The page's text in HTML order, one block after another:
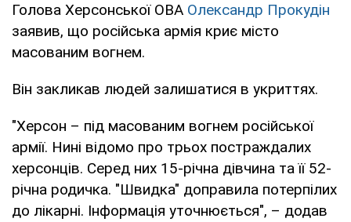
Голова Херсонської ОВА Олександр Прокудін
заявив, що російська армія криє місто
масованим вогнем.
Він закликав людей залишатися в укриттях.
"Херсон – під масованим вогнем російської
армії. Нині відомо про трьох постраждалих
херсонців. Серед них 15-річна дівчина та її 52-
річна родичка. "Швидка" доправила потерпілих
до лікарні. Інформація уточнюється", – додав